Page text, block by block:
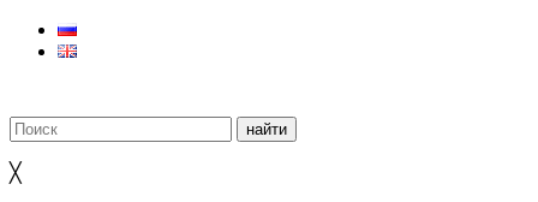
╳